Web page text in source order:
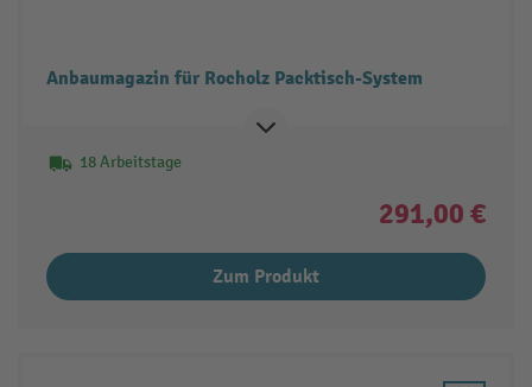
Anbaumagazin für Rocholz Packtisch-System
18 Arbeitstage
291,00 €
Zum Produkt